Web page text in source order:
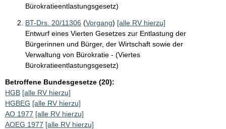
Bürokratieentlastungsgesetz)
BT-Drs. 20/11306 (Vorgang) [alle RV hierzu]
Entwurf eines Vierten Gesetzes zur Entlastung der
Bürgerinnen und Bürger, der Wirtschaft sowie der
Verwaltung von Bürokratie - (Viertes
Bürokratieentlastungsgesetz)
Betroffene Bundesgesetze (20):
HGB [alle RV hierzu]
HGBEG [alle RV hierzu]
AO 1977 [alle RV hierzu]
AOEG 1977 [alle RV hierzu]